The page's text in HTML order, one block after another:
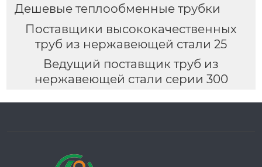
Дешевые теплообменные трубки
Поставщики высококачественных
труб из нержавеющей стали 25
Ведущий поставщик труб из
нержавеющей стали серии 300